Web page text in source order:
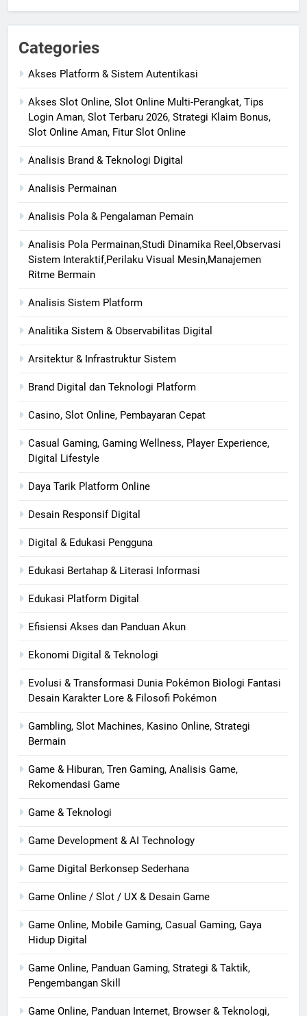
Categories
Akses Platform & Sistem Autentikasi
Akses Slot Online, Slot Online Multi-Perangkat, Tips
Login Aman, Slot Terbaru 2026, Strategi Klaim Bonus,
Slot Online Aman, Fitur Slot Online
Analisis Brand & Teknologi Digital
Analisis Permainan
Analisis Pola & Pengalaman Pemain
Analisis Pola Permainan,Studi Dinamika Reel,Observasi
Sistem Interaktif,Perilaku Visual Mesin,Manajemen
Ritme Bermain
Analisis Sistem Platform
Analitika Sistem & Observabilitas Digital
Arsitektur & Infrastruktur Sistem
Brand Digital dan Teknologi Platform
Casino, Slot Online, Pembayaran Cepat
Casual Gaming, Gaming Wellness, Player Experience,
Digital Lifestyle
Daya Tarik Platform Online
Desain Responsif Digital
Digital & Edukasi Pengguna
Edukasi Bertahap & Literasi Informasi
Edukasi Platform Digital
Efisiensi Akses dan Panduan Akun
Ekonomi Digital & Teknologi
Evolusi & Transformasi Dunia Pokémon Biologi Fantasi
Desain Karakter Lore & Filosofi Pokémon
Gambling, Slot Machines, Kasino Online, Strategi
Bermain
Game & Hiburan, Tren Gaming, Analisis Game,
Rekomendasi Game
Game & Teknologi
Game Development & AI Technology
Game Digital Berkonsep Sederhana
Game Online / Slot / UX & Desain Game
Game Online, Mobile Gaming, Casual Gaming, Gaya
Hidup Digital
Game Online, Panduan Gaming, Strategi & Taktik,
Pengembangan Skill
Game Online, Panduan Internet, Browser & Teknologi,